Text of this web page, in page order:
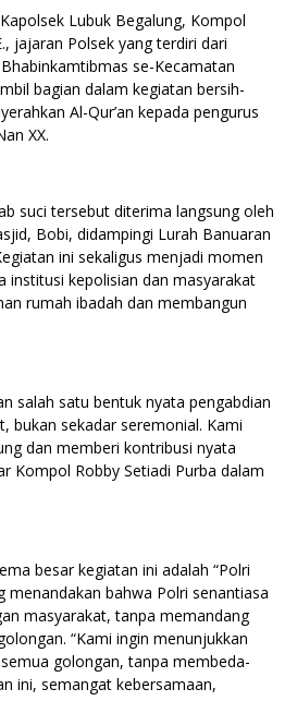
Lubuk Begalung, Kompol
jajaran Polsek yang terdiri dari
se-Kecamatan
bagian dalam kegiatan bersih-
Al-Qur’an kepada pengurus
XX.
suci tersebut diterima langsung oleh
Bobi, didampingi Lurah Banuaran
ini sekaligus menjadi momen
institusi kepolisian dan masyarakat
rumah ibadah dan membangun
salah satu bentuk nyata pengabdian
bukan sekadar seremonial. Kami
dan memberi kontribusi nyata
Kompol Robby Setiadi Purba dalam
besar kegiatan ini adalah “Polri
menandakan bahwa Polri senantiasa
masyarakat, tanpa memandang
“Kami ingin menunjukkan
golongan, tanpa membeda-
ini, semangat kebersamaan,